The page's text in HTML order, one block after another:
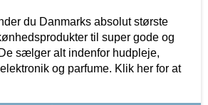
du Danmarks absolut største
til super gode og
sælger alt indenfor hudpleje,
og parfume. Klik her for at